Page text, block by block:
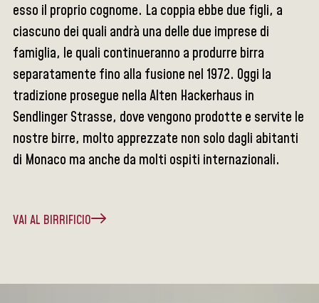
esso il proprio cognome. La coppia ebbe due figli, a
ciascuno dei quali andrà una delle due imprese di
famiglia, le quali continueranno a produrre birra
separatamente fino alla fusione nel 1972. Oggi la
tradizione prosegue nella Alten Hackerhaus in
Sendlinger Strasse, dove vengono prodotte e servite le
nostre birre, molto apprezzate non solo dagli abitanti
di Monaco ma anche da molti ospiti internazionali.
VAI AL BIRRIFICIO